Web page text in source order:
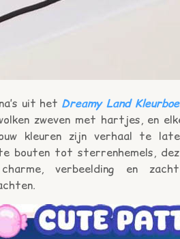
uit het Dreamy Land
zweven met hartjes, en
kleuren zijn verhaal te
bouten tot sterrenhemels,
verbeelding en